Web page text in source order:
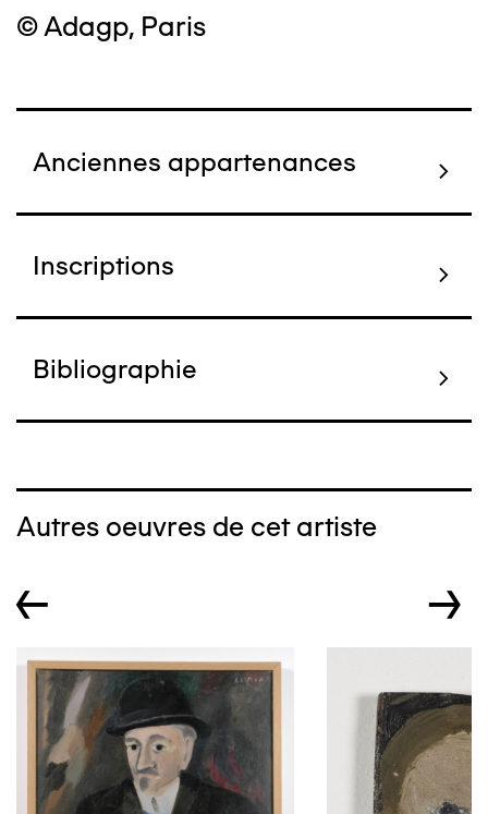
© Adagp, Paris
Anciennes appartenances
Inscriptions
Bibliographie
Autres oeuvres de cet artiste
← →